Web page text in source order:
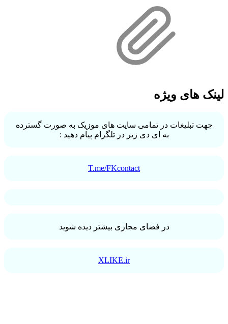
لینک های ویژه
جهت تبلیغات در تمامی سایت های موزیک به صورت گسترده
به ای دی زیر در تلگرام پیام دهید :
T.me/FKcontact
در فضای مجازی بیشتر دیده شوید
XLIKE.ir